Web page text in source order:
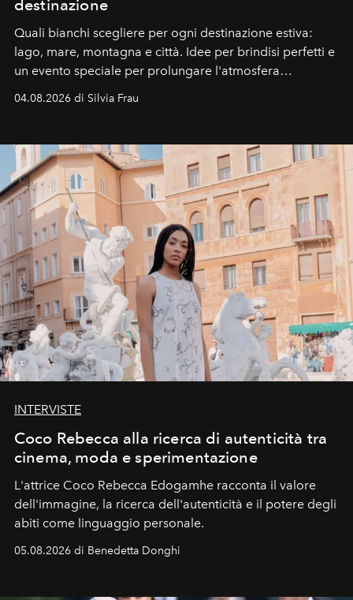
destinazione
Quali bianchi scegliere per ogni destinazione estiva:
lago, mare, montagna e città. Idee per brindisi perfetti e
un evento speciale per prolungare l'atmosfera
04.08.2026 di Silvia Frau
INTERVISTE
Coco Rebecca alla ricerca di autenticità tra
cinema, moda e sperimentazione
L'attrice Coco Rebecca Edogamhe racconta il valore
dell'immagine, la ricerca dell'autenticità e il potere degli
abiti come linguaggio personale.
05.08.2026 di Benedetta Donghi